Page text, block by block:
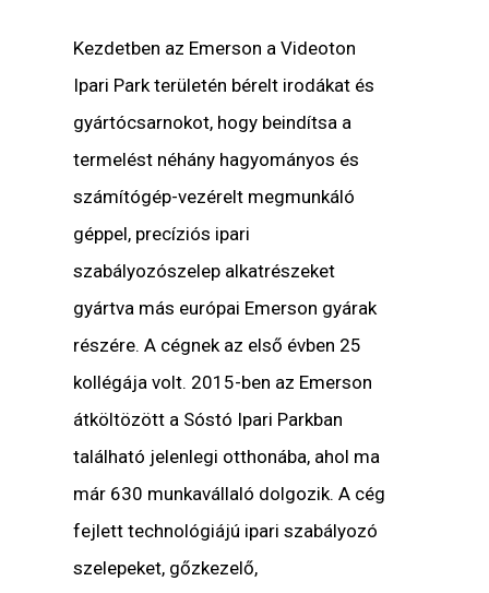
Kezdetben az Emerson a Videoton
Ipari Park területén bérelt irodákat és
gyártócsarnokot, hogy beindítsa a
termelést néhány hagyományos és
számítógép-vezérelt megmunkáló
géppel, precíziós ipari
szabályozószelep alkatrészeket
gyártva más európai Emerson gyárak
részére. A cégnek az első évben 25
kollégája volt. 2015-ben az Emerson
átköltözött a Sóstó Ipari Parkban
található jelenlegi otthonába, ahol ma
már 630 munkavállaló dolgozik. A cég
fejlett technológiájú ipari szabályozó
szelepeket, gőzkezelő,